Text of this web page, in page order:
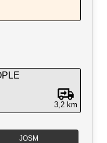
3,2 km
JOSM